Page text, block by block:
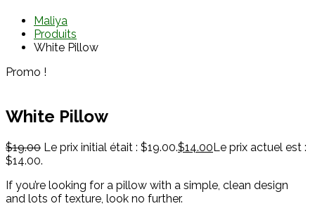
Maliya
Produits
White Pillow
Promo !
White Pillow
$19.00 Le prix initial était : $19.00.$14.00Le prix actuel est :
$14.00.
If you’re looking for a pillow with a simple, clean design
and lots of texture, look no further.